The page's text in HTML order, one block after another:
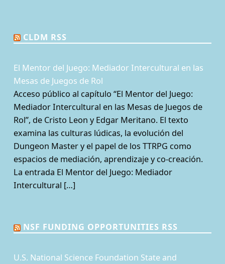
CLDM RSS
El Mentor del Juego: Mediador Intercultural en las
Mesas de Juegos de Rol
Acceso público al capítulo “El Mentor del Juego:
Mediador Intercultural en las Mesas de Juegos de
Rol”, de Cristo Leon y Edgar Meritano. El texto
examina las culturas lúdicas, la evolución del
Dungeon Master y el papel de los TTRPG como
espacios de mediación, aprendizaje y co-creación.
La entrada El Mentor del Juego: Mediador
Intercultural […]
NSF FUNDING OPPORTUNITIES RSS
U.S. National Science Foundation State and